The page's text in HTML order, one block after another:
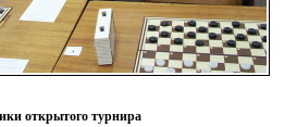
открытого турнира